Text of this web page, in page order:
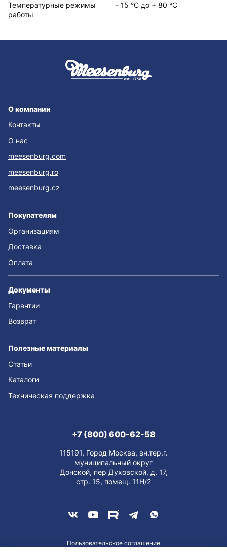
Температурные режимы
работы
- 15 °С до + 80 °С
О компании
Контакты
О нас
meesenburg.com
meesenburg.ro
meesenburg.cz
Покупателям
Организациям
Доставка
Оплата
Документы
Гарантии
Возврат
Полезные материалы
Статьи
Каталоги
Техническая поддержка
+7 (800) 600-62-58
115191, Город Москва, вн.тер.г.
муниципальный округ
Донской, пер Духовской, д. 17,
стр. 15, помещ. 11Н/2
Пользовательское соглашение